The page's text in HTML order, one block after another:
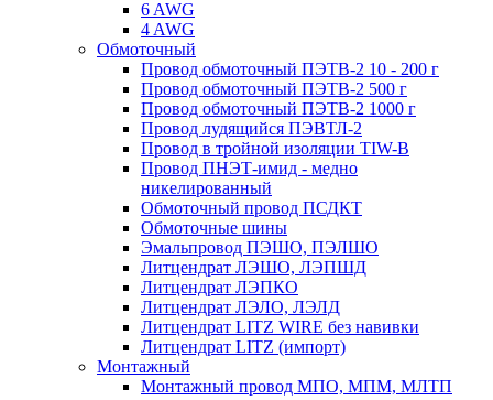
6 AWG
4 AWG
Обмоточный
Провод обмоточный ПЭТВ-2 10 - 200 г
Провод обмоточный ПЭТВ-2 500 г
Провод обмоточный ПЭТВ-2 1000 г
Провод лудящийся ПЭВТЛ-2
Провод в тройной изоляции TIW-B
Провод ПНЭТ-имид - медно
никелированный
Обмоточный провод ПСДКТ
Обмоточные шины
Эмальпровод ПЭШО, ПЭЛШО
Литцендрат ЛЭШО, ЛЭПШД
Литцендрат ЛЭПКО
Литцендрат ЛЭЛО, ЛЭЛД
Литцендрат LITZ WIRE без навивки
Литцендрат LITZ (импорт)
Монтажный
Монтажный провод МПО, МПМ, МЛТП